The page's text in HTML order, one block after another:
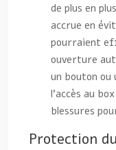
de plus en
accrue en
pourraient
ouverture
un bouton
l’accès au
blessures
Protection